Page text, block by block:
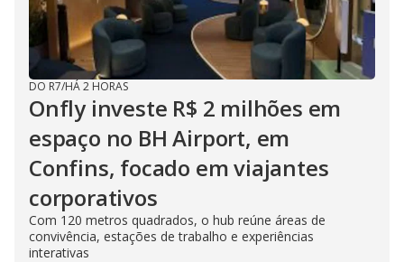
DO R7/HÁ 2 HORAS
Onfly investe R$ 2 milhões em
espaço no BH Airport, em
Confins, focado em viajantes
corporativos
Com 120 metros quadrados, o hub reúne áreas de
convivência, estações de trabalho e experiências
interativas